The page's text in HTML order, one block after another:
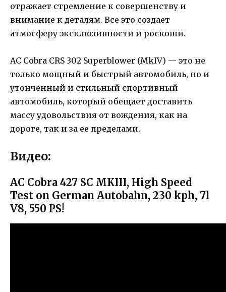
отражает стремление к совершенству и
внимание к деталям. Все это создает
атмосферу эксклюзивности и роскоши.
AC Cobra CRS 302 Superblower (MkIV) — это не
только мощный и быстрый автомобиль, но и
утонченный и стильный спортивный
автомобиль, который обещает доставить
массу удовольствия от вождения, как на
дороге, так и за ее пределами.
Видео:
AC Cobra 427 SC MKIII, High Speed
Test on German Autobahn, 230 kph, 7l
V8, 550 PS!